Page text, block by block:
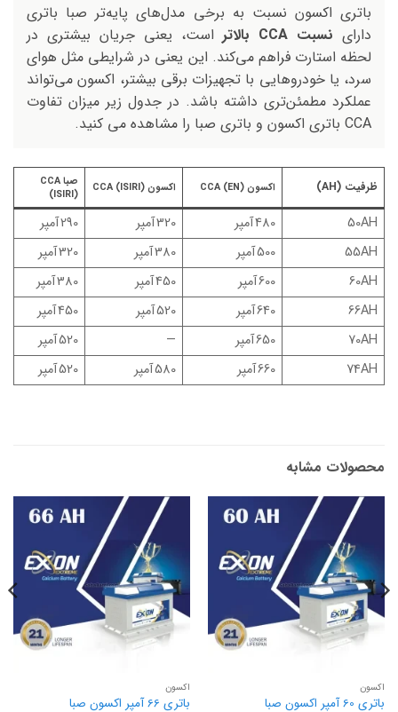
باتری اکسون نسبت به برخی مدل‌های پایه‌تر صبا باتری
دارای نسبت CCA بالاتر
است، یعنی جریان بیشتری در
لحظه استارت فراهم می‌کند. این یعنی در شرایطی مثل هوای
سرد، یا خودروهایی با تجهیزات برقی بیشتر، اکسون می‌تواند
عملکرد مطمئن‌تری داشته باشد. در جدول زیر میزان تفاوت
CCA باتری اکسون و باتری صبا را مشاهده می کنید.
ظرفیت (AH) اکسون CCA (EN) اکسون CCA (ISIRI)
صبا CCA
(ISIRI)
50AH 480 آمپر 320 آمپر
290 آمپر
55AH
500 آمپر 380 آمپر
320 آمپر
60AH
600 آمپر 450 آمپر
380 آمپر
66AH
640 آمپر 520 آمپر
450 آمپر
70AH
650 آمپر —
520 آمپر
74AH
660 آمپر 580 آمپر 520 آمپر
محصولات مشابه
اکسون
باتری 60 آمپر اکسون صبا
اکسون
باتری 66 آمپر اکسون صبا